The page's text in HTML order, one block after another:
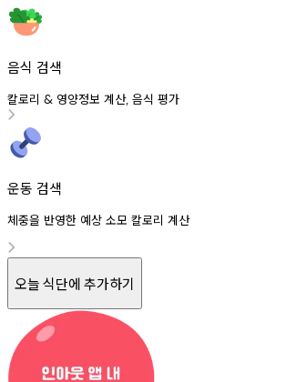
음식 검색
칼로리 & 영양정보 계산, 음식 평가
운동 검색
체중을 반영한 예상 소모 칼로리 계산
오늘 식단에 추가하기